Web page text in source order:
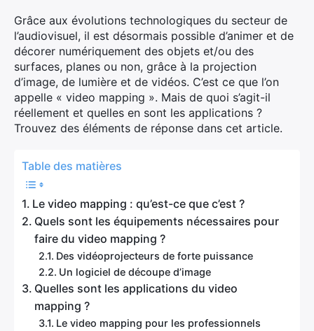
Grâce aux évolutions technologiques du secteur de
l’audiovisuel, il est désormais possible d’animer et de
décorer numériquement des objets et/ou des
surfaces, planes ou non, grâce à la projection
d’image, de lumière et de vidéos. C’est ce que l’on
appelle « video mapping ». Mais de quoi s’agit-il
réellement et quelles en sont les applications ?
Trouvez des éléments de réponse dans cet article.
Table des matières
Le video mapping : qu’est-ce que c’est ?
Quels sont les équipements nécessaires pour
faire du video mapping ?
Des vidéoprojecteurs de forte puissance
Un logiciel de découpe d’image
Quelles sont les applications du video
mapping ?
Le video mapping pour les professionnels